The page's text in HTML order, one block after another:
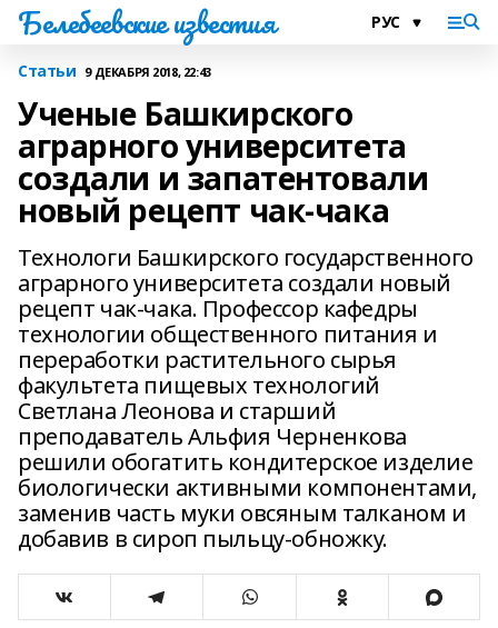
Белебеевские известия
Статьи 9 ДЕКАБРЯ 2018, 22:43
Ученые Башкирского
аграрного университета
создали и запатентовали
новый рецепт чак-чака
Технологи Башкирского государственного
аграрного университета создали новый
рецепт чак-чака. Профессор кафедры
технологии общественного питания и
переработки растительного сырья
факультета пищевых технологий
Светлана Леонова и старший
преподаватель Альфия Черненкова
решили обогатить кондитерское изделие
биологически активными компонентами,
заменив часть муки овсяным талканом и
добавив в сироп пыльцу-обножку.